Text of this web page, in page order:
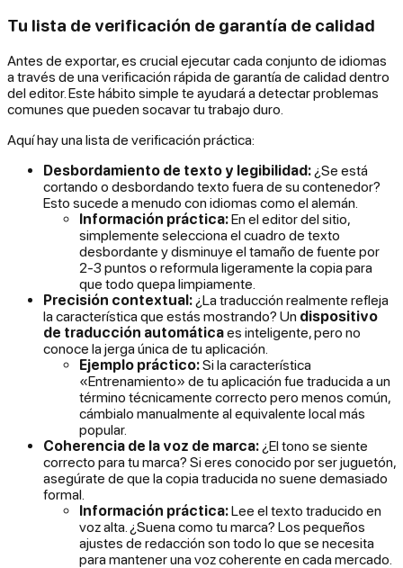
Tu lista de verificación de garantía de calidad
Antes de exportar, es crucial ejecutar cada conjunto de idiomas
a través de una verificación rápida de garantía de calidad dentro
del editor. Este hábito simple te ayudará a detectar problemas
comunes que pueden socavar tu trabajo duro.
Aquí hay una lista de verificación práctica:
Desbordamiento de texto y legibilidad: ¿Se está
cortando o desbordando texto fuera de su contenedor?
Esto sucede a menudo con idiomas como el alemán.
Información práctica:En el editor del sitio,
simplemente selecciona el cuadro de texto
desbordante y disminuye el tamaño de fuente por
2-3 puntos o reformula ligeramente la copia para
que todo quepa limpiamente.
Precisión contextual: ¿La traducción realmente refleja
la característica que estás mostrando? Un dispositivo
de traducción automáticaes inteligente, pero no
conoce la jerga única de tu aplicación.
Ejemplo práctico:Si la característica
«Entrenamiento» de tu aplicación fue traducida a un
término técnicamente correcto pero menos común,
cámbialo manualmente al equivalente local más
popular.
Coherencia de la voz de marca: ¿El tono se siente
correcto para tu marca? Si eres conocido por ser juguetón,
asegúrate de que la copia traducida no suene demasiado
formal.
Información práctica:Lee el texto traducido en
voz alta. ¿Suena como tu marca? Los pequeños
ajustes de redacción son todo lo que se necesita
para mantener una voz coherente en cada mercado.